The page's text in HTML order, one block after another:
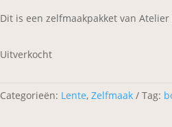
Dit is een zelfmaakpakket van
Uitverkocht
Categorieën: Lente, Zelfmaak Tag: